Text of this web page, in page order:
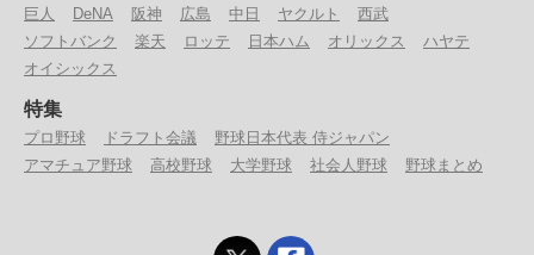
巨人 DeNA 阪神 広島 中日 ヤクルト
西武
ソフトバンク
楽天 ロッテ 日本ハム オリックス
ハヤテ
オイシックス
特集
プロ野球 ドラフト会議
野球日本代表 侍ジャパン
アマチュア野球
高校野球 大学野球 社会人野球 野球まとめ